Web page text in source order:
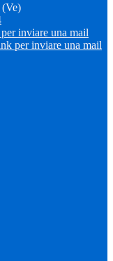
inviare una mail
per inviare una mail